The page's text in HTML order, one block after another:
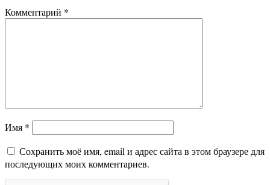
Комментарий *
Имя *
Сохранить моё имя, email и адрес сайта в этом браузере для
последующих моих комментариев.